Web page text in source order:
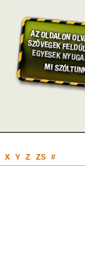
X Y Z ZS #